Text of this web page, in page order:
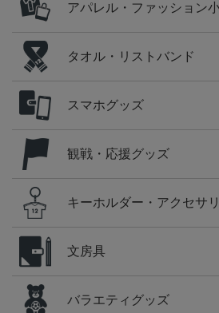
アパレル・ファッション
タオル・リストバンド
スマホグッズ
観戦・応援グッズ
キーホルダー・アクセサ
文房具
バラエティグッズ